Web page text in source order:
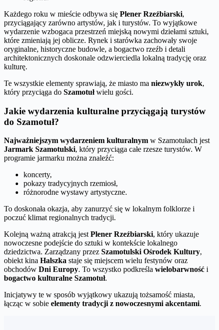
Każdego roku w mieście odbywa się Plener Rzeźbiarski,
przyciągający zarówno artystów, jak i turystów. To wyjątkowe
wydarzenie wzbogaca przestrzeń miejską nowymi dziełami sztuki,
które zmieniają jej oblicze. Rynek i starówka zachowały swoje
oryginalne, historyczne budowle, a bogactwo rzeźb i detali
architektonicznych doskonale odzwierciedla lokalną tradycję oraz
kulturę.
Te wszystkie elementy sprawiają, że miasto ma niezwykły urok,
który przyciąga do Szamotułwielu gości.
Jakie wydarzenia kulturalne przyciągają turystów
do Szamotuł?
Najważniejszym wydarzeniem kulturalnym w Szamotułach jest
Jarmark Szamotulski, który przyciąga całe rzesze turystów. W
programie jarmarku można znaleźć:
koncerty,
pokazy tradycyjnych rzemiosł,
różnorodne wystawy artystyczne.
To doskonała okazja, aby zanurzyć się w lokalnym folklorze i
poczuć klimat regionalnych tradycji.
Kolejną ważną atrakcją jestPlener Rzeźbiarski, który ukazuje
nowoczesne podejście do sztuki w kontekście lokalnego
dziedzictwa. Zarządzany przez Szamotulski Ośrodek Kultury,
obiekt kina Halszka staje się miejscem wielu festynów oraz
obchodów Dni Europy. To wszystko podkreśla wielobarwność i
bogactwo kulturalne Szamotuł.
Inicjatywy te w sposób wyjątkowy ukazują tożsamość miasta,
łącząc w sobie elementy tradycji z nowoczesnymi akcentami.